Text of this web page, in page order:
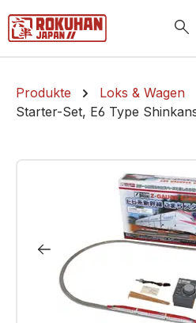
springen
Produkte Loks & Wagen
Starter-Set, E6 Type
Bildergalerie überspringen